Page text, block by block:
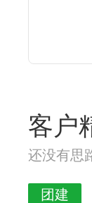
客户
还没有思
团建